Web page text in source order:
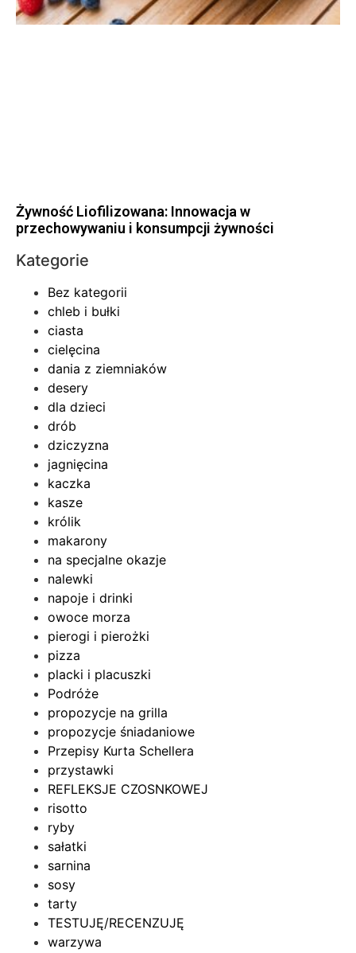
Żywność Liofilizowana: Innowacja w
przechowywaniu i konsumpcji żywności
Kategorie
Bez kategorii
chleb i bułki
ciasta
cielęcina
dania z ziemniaków
desery
dla dzieci
drób
dziczyzna
jagnięcina
kaczka
kasze
królik
makarony
na specjalne okazje
nalewki
napoje i drinki
owoce morza
pierogi i pierożki
pizza
placki i placuszki
Podróże
propozycje na grilla
propozycje śniadaniowe
Przepisy Kurta Schellera
przystawki
REFLEKSJE CZOSNKOWEJ
risotto
ryby
sałatki
sarnina
sosy
tarty
TESTUJĘ/RECENZUJĘ
warzywa